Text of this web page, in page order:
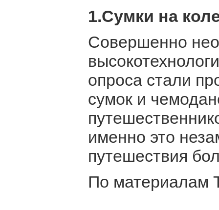
1.Сумки на
Совершенно
опроса стали
сумок и
именно это
путешествия
По материалам